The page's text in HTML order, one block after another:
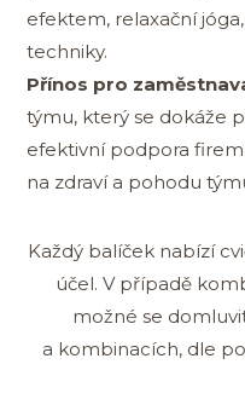
efektem, relaxační
techniky.
Přínos pro
týmu, který se dokáže
efektivní podpora
na zdraví a pohodu
Každý balíček nabízí
účel. V případě
možné se
a kombinacích, dle